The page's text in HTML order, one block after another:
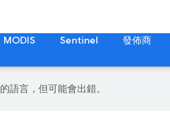
MODIS Sentinel 發佈商
語言，但可能會出錯。